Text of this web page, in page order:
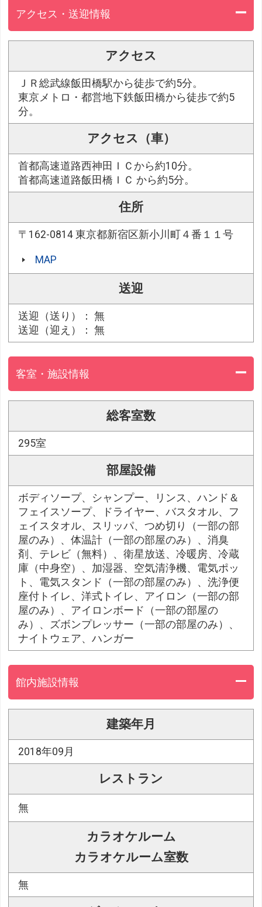
アクセス・送迎情報
アクセス
ＪＲ総武線飯田橋駅から徒歩で約5分。
東京メトロ・都営地下鉄飯田橋から徒歩で約5
分。
アクセス（車）
首都高速道路西神田ＩＣから約10分。
首都高速道路飯田橋ＩＣ から約5分。
住所
〒162-0814 東京都新宿区新小川町４番１１号
MAP
送迎
送迎（送り）： 無
送迎（迎え）： 無
客室・施設情報
総客室数
295室
部屋設備
ボディソープ、シャンプー、リンス、ハンド＆
フェイスソープ、ドライヤー、バスタオル、フ
ェイスタオル、スリッパ、つめ切り（一部の部
屋のみ）、体温計（一部の部屋のみ）、消臭
剤、テレビ（無料）、衛星放送、冷暖房、冷蔵
庫（中身空）、加湿器、空気清浄機、電気ポッ
ト、電気スタンド（一部の部屋のみ）、洗浄便
座付トイレ、洋式トイレ、アイロン（一部の部
屋のみ）、アイロンボード（一部の部屋の
み）、ズボンプレッサー（一部の部屋のみ）、
ナイトウェア、ハンガー
館内施設情報
建築年月
2018年09月
レストラン
無
カラオケルーム
カラオケルーム室数
無